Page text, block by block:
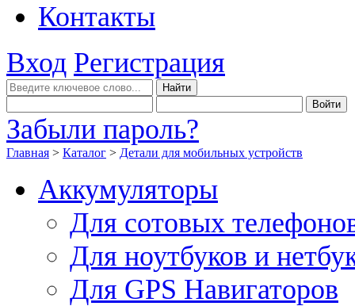
Контакты
Вход Регистрация
Забыли пароль?
Главная > Каталог > Детали для мобильных устройств
Аккумуляторы
Для сотовых
Для ноутбуков и
Для GPS Навигаторов